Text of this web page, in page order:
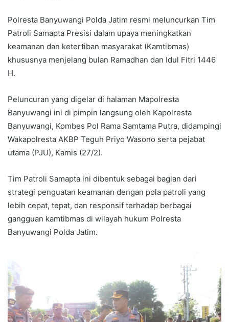
Polresta Banyuwangi Polda Jatim resmi meluncurkan Tim
Patroli Samapta Presisi dalam upaya meningkatkan
keamanan dan ketertiban masyarakat (Kamtibmas)
khususnya menjelang bulan Ramadhan dan Idul Fitri 1446
H.
Peluncuran yang digelar di halaman Mapolresta
Banyuwangi ini di pimpin langsung oleh Kapolresta
Banyuwangi, Kombes Pol Rama Samtama Putra, didampingi
Wakapolresta AKBP Teguh Priyo Wasono serta pejabat
utama (PJU), Kamis (27/2).
Tim Patroli Samapta ini dibentuk sebagai bagian dari
strategi penguatan keamanan dengan pola patroli yang
lebih cepat, tepat, dan responsif terhadap berbagai
gangguan kamtibmas di wilayah hukum Polresta
Banyuwangi Polda Jatim.